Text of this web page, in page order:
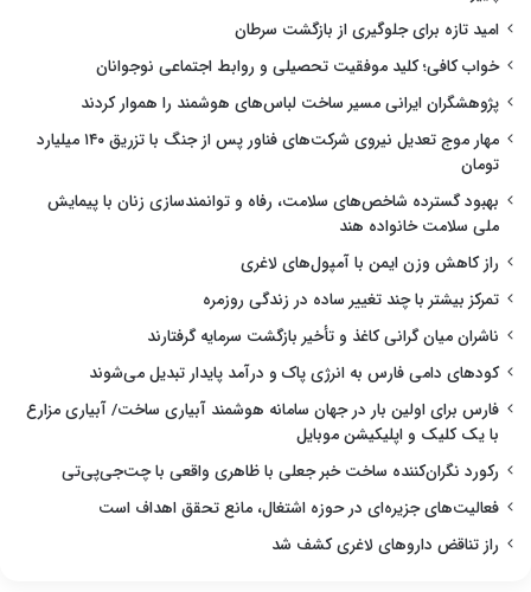
امید تازه برای جلوگیری از بازگشت سرطان
خواب کافی؛ کلید موفقیت تحصیلی و روابط اجتماعی نوجوانان
پژوهشگران ایرانی مسیر ساخت لباس‌های هوشمند را هموار کردند
مهار موج تعدیل نیروی شرکت‌های فناور پس از جنگ با تزریق ۱۴۰ میلیارد
تومان
بهبود گسترده شاخص‌های سلامت، رفاه و توانمندسازی زنان با پیمایش
ملی سلامت خانواده هند
راز کاهش وزن ایمن با آمپول‌های لاغری
تمرکز بیشتر با چند تغییر ساده در زندگی روزمره
ناشران میان گرانی کاغذ و تأخیر بازگشت سرمایه گرفتارند
کودهای دامی فارس به انرژی پاک و درآمد پایدار تبدیل می‌شوند
فارس برای اولین بار در جهان سامانه هوشمند آبیاری ساخت/ آبیاری مزارع
با یک کلیک و اپلیکیشن موبایل
رکورد نگران‌کننده ساخت خبر جعلی با ظاهری واقعی با چت‌جی‌پی‌تی
فعالیت‌های جزیره‌ای در حوزه اشتغال، مانع تحقق اهداف است
راز تناقض داروهای لاغری کشف شد